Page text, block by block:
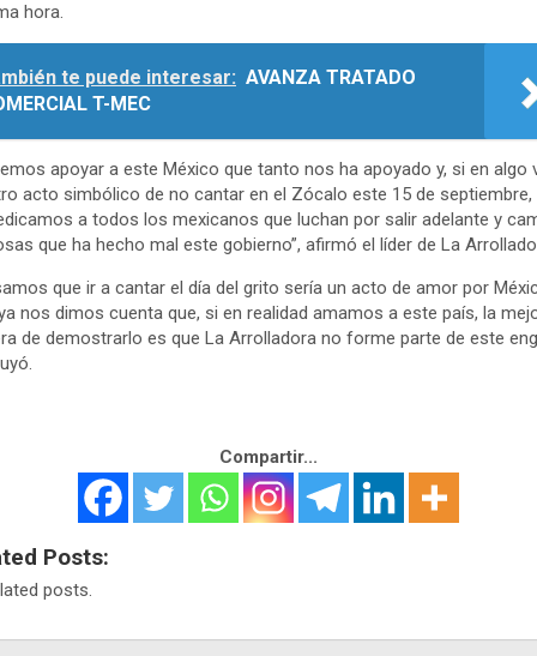
hora.
te puede interesar: AVANZA TRATADO
T-MEC
apoyar a este México que tanto nos ha apoyado y, si en algo
acto simbólico de no cantar en el Zócalo este 15 de septiembre,
a todos los mexicanos que luchan por salir adelante y
que ha hecho mal este gobierno”, afirmó el líder de La
que ir a cantar el día del grito sería un acto de amor por
nos dimos cuenta que, si en realidad amamos a este país, la
de demostrarlo es que La Arrolladora no forme parte de este
Compartir...
Posts:
posts.